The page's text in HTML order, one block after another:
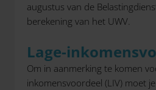
augustus van de
berekening van het UWV.
Lage-
Om in aanmerking te komen
inkomensvoordeel (LIV) moet